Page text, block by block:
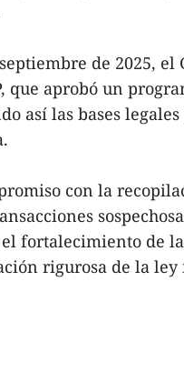
de 2025,
que aprobó un
así las bases
con la
fortalecimiento de
rigurosa de la ley